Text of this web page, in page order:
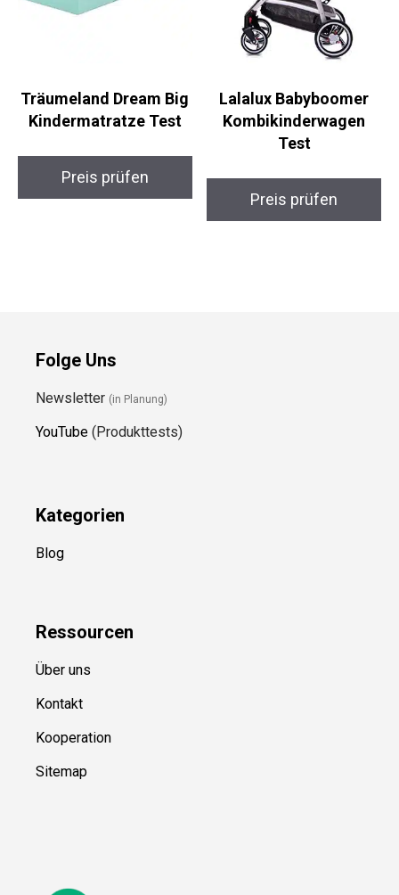
Träumeland Dream Big
Kindermatratze Test
Preis prüfen
Lalalux Babyboomer
Kombikinderwagen
Test
Preis prüfen
Folge Uns
Newsletter (in Planung)
YouTube (Produkttests)
Kategorien
Blog
Ressourcen
Über uns
Kontakt
Kooperation
Sitemap